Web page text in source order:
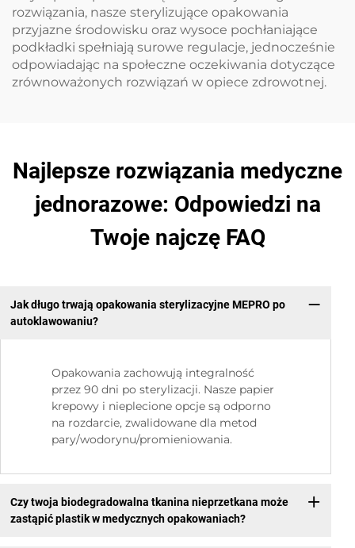
rozwiązania, nasze sterylizujące opakowania
przyjazne środowisku oraz wysoce pochłaniające
podkładki spełniają surowe regulacje, jednocześnie
odpowiadając na społeczne oczekiwania dotyczące
zrównoważonych rozwiązań w opiece zdrowotnej.
Najlepsze rozwiązania medyczne
jednorazowe: Odpowiedzi na
Twoje najczę FAQ
Jak długo trwają opakowania sterylizacyjne MEPRO po
autoklawowaniu?
Opakowania zachowują integralność
przez 90 dni po sterylizacji. Nasze papier
krepowy i nieplecione opcje są odporno
na rozdarcie, zwalidowane dla metod
pary/wodorynu/promieniowania.
Czy twoja biodegradowalna tkanina nieprzetkana może
zastąpić plastik w medycznych opakowaniach?